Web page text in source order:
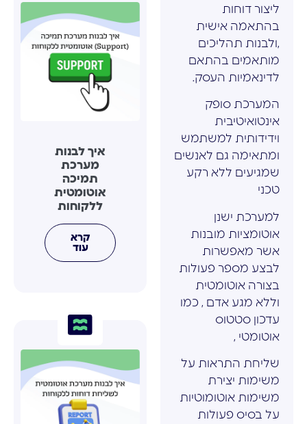
ליצור דוחות
בהתאמה אישית
,ולבנות תהליכים
מותאמים בהתאם
לדינאמיות העסק.
המערכת סופק
אינטואיטיבית
וידידותית למשתמש
ומתאימה גם לאנשים
שמגיעים ללא רקע
טכני
למערכת ישנן
אוטומציות מובנות
אשר מאפשרות
לבצע מספר פעולות
בצורה אוטומטית
וללא מגע אדם , כמו
עדכון סטטוס
אוטומטי ,
שליחת התראות על
משימות יצירת
משימות אוטומוטיות
על בסיס פעולות
איך לבנות
מערכת
תמיכה
אוטומטית
ללקוחות
קרא
עוד